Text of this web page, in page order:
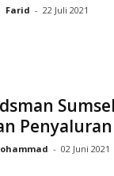
Farid - 22 Juli 2021
Penyaluran
- 02 Juni 2021